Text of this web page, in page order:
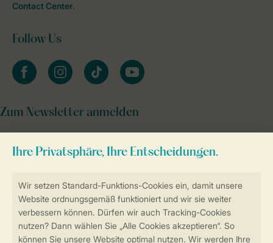
Sicher und schnell zur Online-Buchung
Contact Center.
Follow Us
facebookinstagramtiktok youtube
Zum Newsletter anmelden